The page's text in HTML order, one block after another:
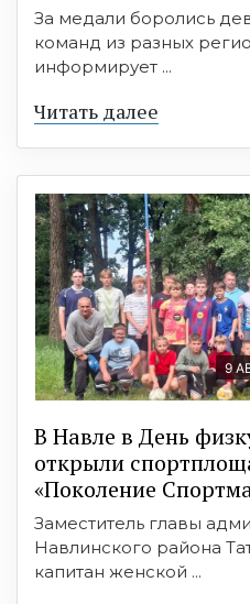
За медали боролись
команд из разных
информирует ...
Читать далее
9
В Навле в День
открыли
«Поколение
Заместитель главы
Навлинского района
капитан женской ...